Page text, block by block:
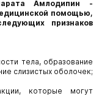
Амлодипин -
помощью,
признаков
тела, образование
слизистых оболочек;
которые могут